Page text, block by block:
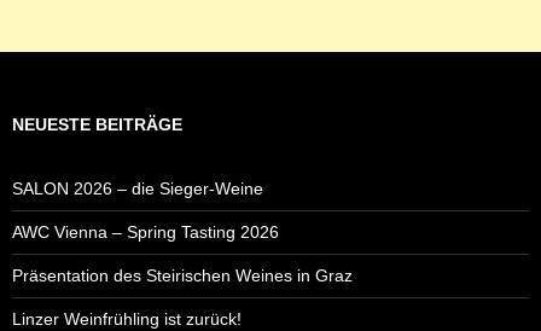
NEUESTE BEITRÄGE
SALON 2026 – die Sieger-Weine
AWC Vienna – Spring Tasting 2026
Präsentation des Steirischen Weines in Graz
Linzer Weinfrühling ist zurück!